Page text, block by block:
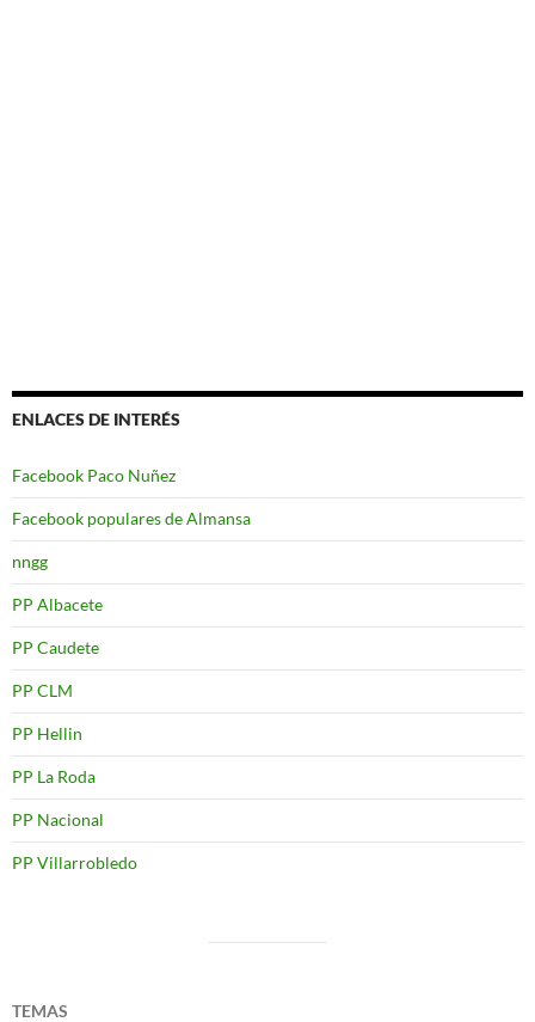
ENLACES DE INTERÉS
Facebook Paco Nuñez
Facebook populares de Almansa
nngg
PP Albacete
PP Caudete
PP CLM
PP Hellin
PP La Roda
PP Nacional
PP Villarrobledo
TEMAS